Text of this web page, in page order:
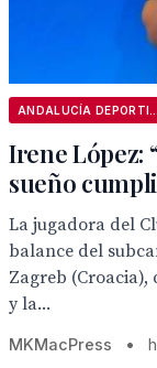
Irene López:
sueño
La jugadora del
balance del
Zagreb
y la...
MKMacPress •